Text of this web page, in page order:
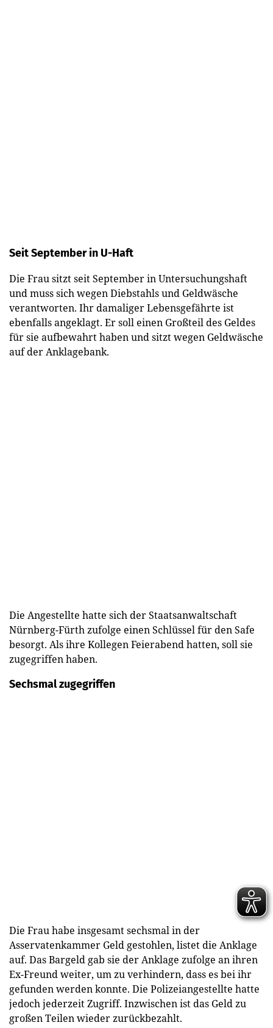
Seit September in U-Haft
Die Frau sitzt seit September in Untersuchungshaft
und muss sich wegen Diebstahls und Geldwäsche
verantworten. Ihr damaliger Lebensgefährte ist
ebenfalls angeklagt. Er soll einen Großteil des Geldes
für sie aufbewahrt haben und sitzt wegen Geldwäsche
auf der Anklagebank.
Die Angestellte hatte sich der Staatsanwaltschaft
Nürnberg-Fürth zufolge einen Schlüssel für den Safe
besorgt. Als ihre Kollegen Feierabend hatten, soll sie
zugegriffen haben.
Sechsmal zugegriffen
Die Frau habe insgesamt sechsmal in der
Asservatenkammer Geld gestohlen, listet die Anklage
auf. Das Bargeld gab sie der Anklage zufolge an ihren
Ex-Freund weiter, um zu verhindern, dass es bei ihr
gefunden werden konnte. Die Polizeiangestellte hatte
jedoch jederzeit Zugriff. Inzwischen ist das Geld zu
großen Teilen wieder zurückbezahlt.